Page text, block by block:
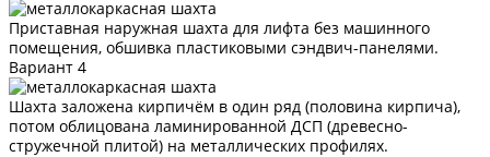
Приставная наружная шахта для лифта без машинного
помещения, обшивка пластиковыми сэндвич-панелями.
Вариант 4
Шахта заложена кирпичём в один ряд (половина кирпича),
потом облицована ламинированной ДСП (древесно-
стружечной плитой) на металлических профилях.